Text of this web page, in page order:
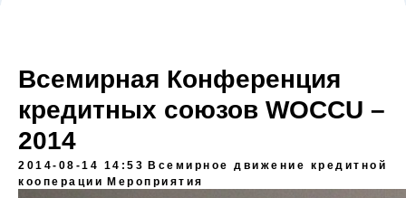
Всемирная Конференция
кредитных союзов WOCCU –
2014
2014-08-14 14:53 Всемирное движение кредитной
кооперации Мероприятия